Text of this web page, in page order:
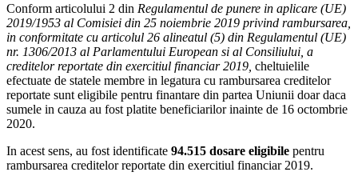
Conform articolului 2 din Regulamentul de punere in aplicare (UE)
2019/1953 al Comisiei din 25 noiembrie 2019 privind rambursarea,
in conformitate cu articolul 26 alineatul (5) din Regulamentul (UE)
nr. 1306/2013 al Parlamentului European si al Consiliului, a
creditelor reportate din exercitiul financiar 2019, cheltuielile
efectuate de statele membre in legatura cu rambursarea creditelor
reportate sunt eligibile pentru finantare din partea Uniunii doar daca
sumele in cauza au fost platite beneficiarilor inainte de 16 octombrie
2020.
In acest sens, au fost identificate 94.515 dosare eligibile pentru
rambursarea creditelor reportate din exercitiul financiar 2019.